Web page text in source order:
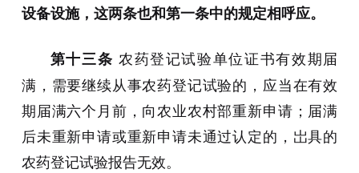
设备设施，这两条也和第一条中的规定相呼应。
第十三条 农药登记试验单位证书有效期届
满，需要继续从事农药登记试验的，应当在有效
期届满六个月前，向农业农村部重新申请；届满
后未重新申请或重新申请未通过认定的，岀具的
农药登记试验报告无效。